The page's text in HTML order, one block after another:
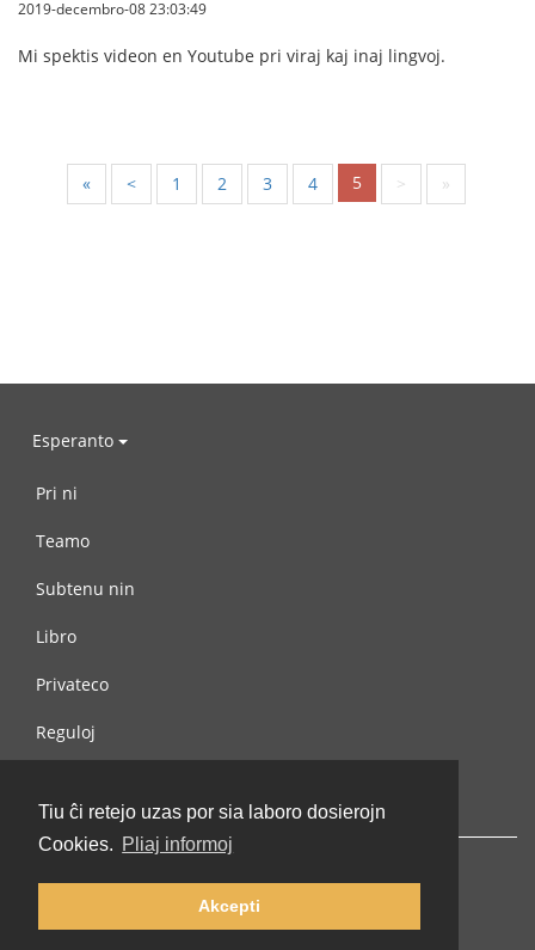
Tiu ĉi retejo uzas por sia laboro dosierojn
Cookies. Pliaj informoj
Akcepti
2019-decembro-08 23:03:49
Mi spektis videon en Youtube pri viraj kaj inaj lingvoj.
« < 1 2 3 4 5 > »
Esperanto
Pri ni
Teamo
Subtenu nin
Libro
Privateco
Reguloj
© 2002-2026 lernu.net |Impressum